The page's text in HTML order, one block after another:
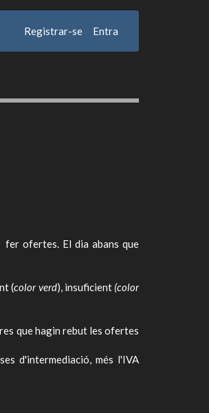
Entra
Registrar-se
fer ofertes. El dia abans que
(color verd), insuficient (color
que hagin rebut les ofertes
d'intermediació, més l'IVA